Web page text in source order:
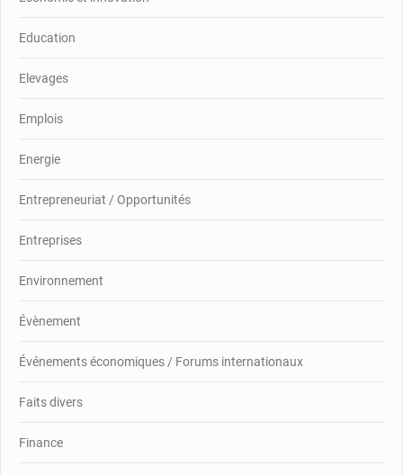
Education
Elevages
Emplois
Energie
Entrepreneuriat / Opportunités
Entreprises
Environnement
Évènement
Événements économiques / Forums internationaux
Faits divers
Finance